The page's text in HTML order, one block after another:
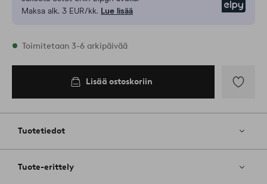
Maksa alk. 3 EUR/kk. Lue lisää
Varastossa
Toimitetaan 3-6 arkipäivää
Lisää ostoskoriin
Tuotetiedot
Tuote-erittely